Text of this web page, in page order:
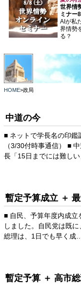
世界情
ミナー
AIが私
界情勢
る？
HOME>政局
中道の今
■ ネットで学長名の印
（3/30付時事通信） ■
長「15日までには難しい
暫定予算成立 ＋
■ 自民、予算年度内成
しました。自民党は既
総理は、1日でも早く成…
暫定予算 ＋ 高市